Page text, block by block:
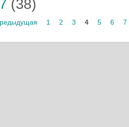
(38)
1 2 3 4 5 6 7